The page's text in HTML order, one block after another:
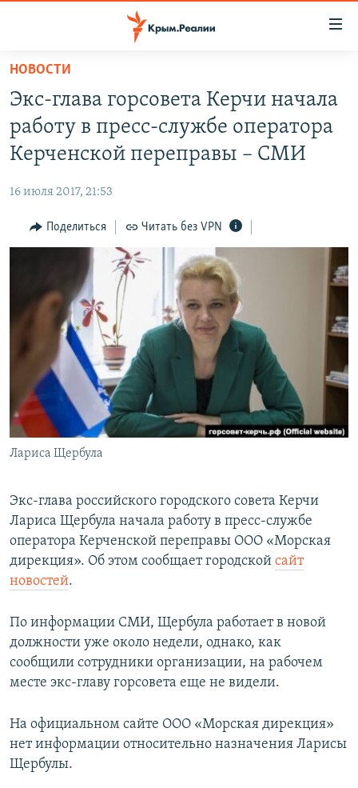
Вернуться
основному
содержанию
Вернутся
главной
Вернутся
СПЕЦПРОЕКТЫ
11 ЛЕТ ОККУПАЦИИ КРЫМА. 11 ИСТОРИЙ СОПРОТИВЛЕНИЯ
ВОДА
ЕЩЕ
ИНТЕРАКТИВ
ИНФОГРАФИКА
ТЕЛЕПРОЕКТ КРЫМ.РЕАЛИИ
СОВЕТЫ ПРАВОЗАЩИТНИКОВ
ПРОПАВШИЕ БЕЗ ВЕСТИ
ПОБЕДИТЕЛЕЙ НЕ СУДЯТ?
КРЫМ.НЕПОКОРЕННЫЙ
ELIFBE
УКРАИНСКАЯ ПРОБЛЕМА КРЫМА
РАДІО СВОБОДА
КАК ОБОЙТИ БЛОКИРОВКУ
Українською
Qırımtatar
ПРИСОЕДИНЯЙТЕСЬ!
НОВОСТИ
Экс-глава горсовета Керчи начала
работу в пресс-службе оператора
Керченской переправы – СМИ
16 июля 2017, 21:53
Поделиться Читать без VPN
Лариса Щербула
Экс-глава российского городского совета Керчи
Лариса Щербула начала работу в пресс-службе
оператора Керченской переправы ООО «Морская
дирекция». Об этом сообщает городской сайт
новостей.
По информации СМИ, Щербула работает в новой
должности уже около недели, однако, как
сообщили сотрудники организации, на рабочем
месте экс-главу горсовета еще не видели.
На официальном сайте ООО «Морская дирекция»
нет информации относительно назначения Ларисы
Щербулы.